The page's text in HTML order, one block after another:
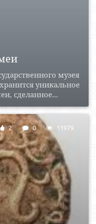
музея
уникальное
сделанное...
2 0 11979